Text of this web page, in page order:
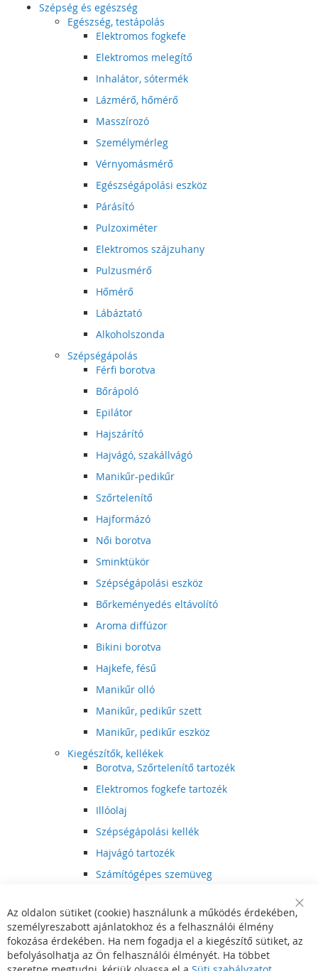
Szépség és egészség
Egészség, testápolás
Elektromos fogkefe
Elektromos melegítő
Inhalátor, sótermék
Lázmérő, hőmérő
Masszírozó
Személymérleg
Vérnyomásmérő
Egészségápolási eszköz
Párásító
Pulzoximéter
Elektromos szájzuhany
Pulzusmérő
Hőmérő
Lábáztató
Alkoholszonda
Szépségápolás
Férfi borotva
Bőrápoló
Epilátor
Hajszárító
Hajvágó, szakállvágó
Manikűr-pedikűr
Szőrtelenítő
Hajformázó
Női borotva
Sminktükör
Szépségápolási eszköz
Bőrkeményedés eltávolító
Aroma diffúzor
Bikini borotva
Hajkefe, fésű
Manikűr olló
Manikűr, pedikűr szett
Manikűr, pedikűr eszköz
Kiegészítők, kellékek
Borotva, Szőrtelenítő tartozék
Elektromos fogkefe tartozék
Illóolaj
Szépségápolási kellék
Hajvágó tartozék
Számítógépes szemüveg
Hajvágó kiegészítő
Szórakoztató elektronika
Multimédia
DVD, BluRay lejátszó
Bar
Az oldalon sütiket (cookie) használunk a működés érdekében,
személyreszabott ajánlatokhoz és a felhasználói élmény
fokozása érdekében. Ha nem fogadja el a kiegészítő sütiket, az
befolyásolhatja az Ön felhasználói élményét. Ha többet